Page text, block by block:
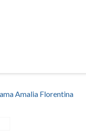
Amalia Florentina